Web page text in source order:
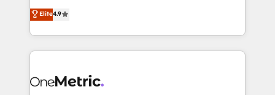
we blend strategy, creativity, and technology to help
organisations scale smarter and grow stronger.
creativity to achieve measurable results. Founded in
Barcelona and operating across Spain, LATAM, and
the UK, we support global companies in building
smarter marketing, sales, and customer success
Iberia (Spain & Portugal), we combine human insight
Elite4.9